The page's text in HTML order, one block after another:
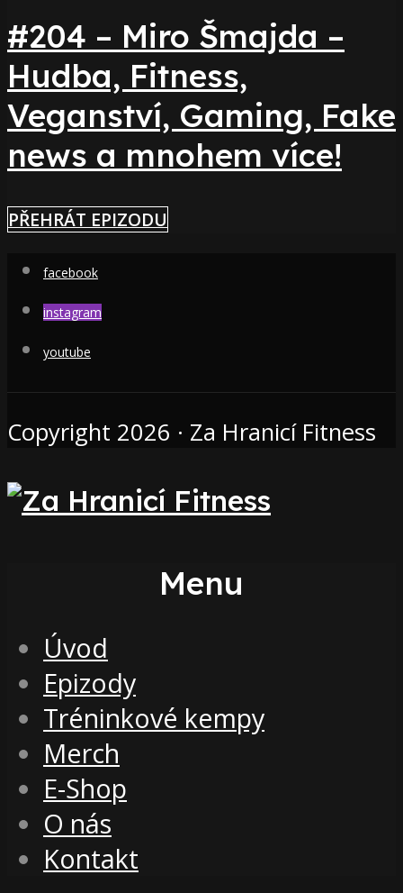
#204 – Miro Šmajda –
Hudba, Fitness,
Veganství, Gaming, Fake
news a mnohem více!
PŘEHRÁT EPIZODU
facebook
instagram
youtube
Copyright 2026 · Za Hranicí Fitness
Menu
Úvod
Epizody
Tréninkové kempy
Merch
E-Shop
O nás
Kontakt